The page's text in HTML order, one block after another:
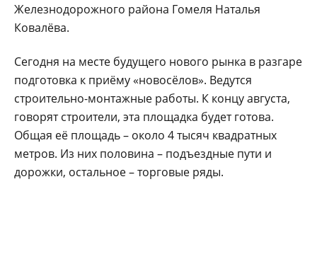
Железнодорожного района Гомеля Наталья
Ковалёва.
Сегодня на месте будущего нового рынка в разгаре
подготовка к приёму «новосёлов». Ведутся
строительно-монтажные работы. К концу августа,
говорят строители, эта площадка будет готова.
Общая её площадь – около 4 тысяч квадратных
метров. Из них половина – подъездные пути и
дорожки, остальное – торговые ряды.